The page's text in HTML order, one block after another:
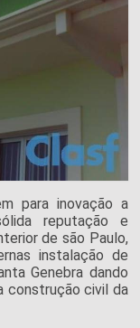
para inovação a
reputação e
de são Paulo,
instalação de
Genebra dando
construção civil da